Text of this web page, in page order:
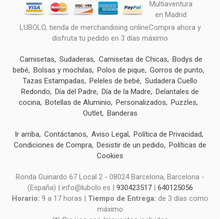
LUBOLO, tienda de merchandising onlineCompra ahora y
disfruta tu pedido en 3 días máximo
Camisetas Sudaderas Camisetas de Chicas
Bodys de
bebé
Bolsas y mochilas Polos de pique
Gorros de punto
Tazas Estampadas
Peleles de bebé
Sudadera Cuello
Redondo
Día del Padre Día de la Madre
Delantales de
cocina Botellas de Aluminio Personalizados
Puzzles
Outlet Banderas
Ir arriba Contáctanos Aviso Legal
Política de Privacidad
Condiciones de Compra Desistir de un pedido
Políticas de
Cookies
Ronda Guinardo 67 Local 2 - 08024 Barcelona, Barcelona -
(España) | info@lubolo.es | 930423517| 640125056
Horario: 9 a 17 horas | Tiempo de Entrega: de 3 días como
máximo